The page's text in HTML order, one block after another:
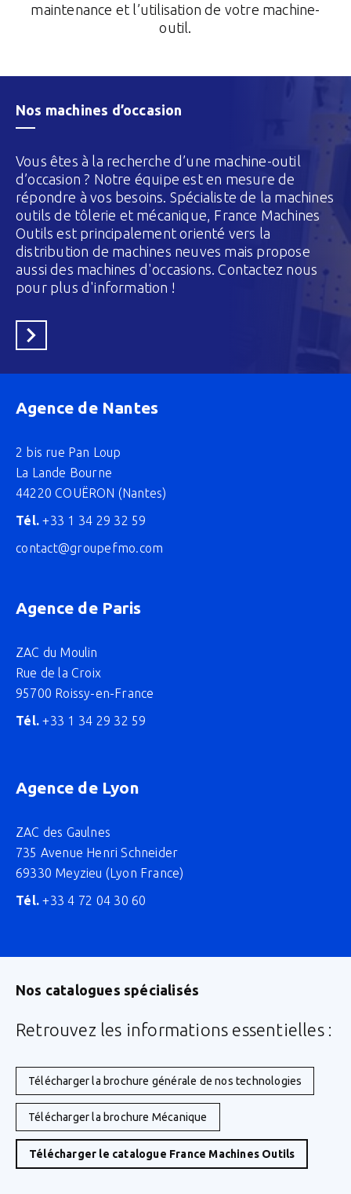
maintenance et l’utilisation de votre machine-
outil.
Nos machines d’occasion
Vous êtes à la recherche d’une machine-outil
d’occasion ? Notre équipe est en mesure de
répondre à vos besoins. Spécialiste de la machines
outils de tôlerie et mécanique, France Machines
Outils est principalement orienté vers la
distribution de machines neuves mais propose
aussi des machines d'occasions. Contactez nous
pour plus d'information !
En savoir plus
Agence de Nantes
2 bis rue Pan Loup
La Lande Bourne
44220 COUËRON (Nantes)
Tél. +33 1 34 29 32 59
contact@groupefmo.com
Agence de Paris
ZAC du Moulin
Rue de la Croix
95700 Roissy-en-France
Tél. +33 1 34 29 32 59
Agence de Lyon
ZAC des Gaulnes
735 Avenue Henri Schneider
69330 Meyzieu (Lyon France)
Tél. +33 4 72 04 30 60
Nos catalogues spécialisés
Retrouvez les informations essentielles :
Télécharger la brochure générale de nos technologies
Télécharger la brochure Mécanique
Télécharger le catalogue France Machines Outils